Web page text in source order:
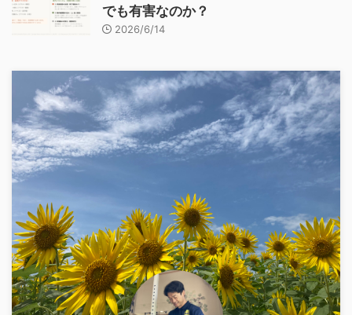
でも有害なのか？
2026/6/14